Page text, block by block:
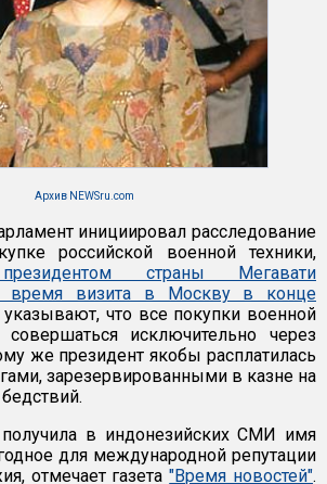
Архив NEWSru.com
инициировал расследование
российской военной техники,
страны Мегавати
время визита в Москву в конце
что все покупки военной
исключительно через
же президент якобы расплатилась
зарезервированными в казне на
в индонезийских СМИ имя
для международной репутации
отмечает газета"Время новостей".